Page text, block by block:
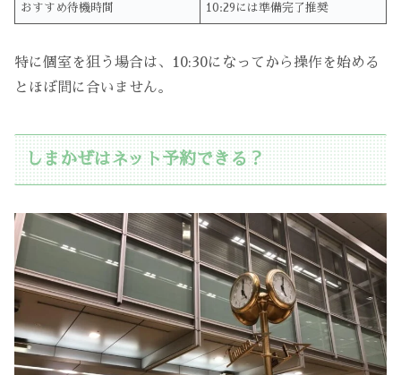
おすすめ待機時間 10:29には準備完了推奨
特に個室を狙う場合は、10:30になってから操作を始める
とほぼ間に合いません。
しまかぜはネット予約できる？